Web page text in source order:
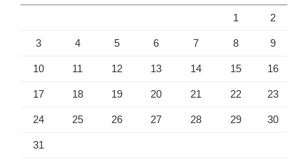
1 2
3 4 5 6 7 8 9
10 11 12 13 14 15 16
17 18 19 20 21 22 23
24 25 26 27 28 29 30
31